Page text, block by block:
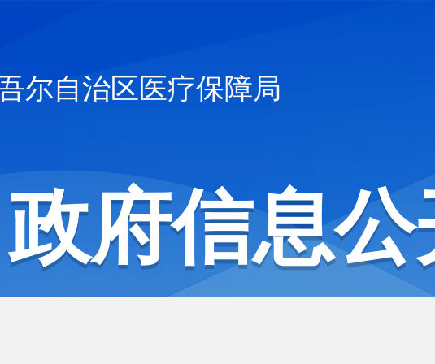
尔自治区医疗保障局
政府信息公